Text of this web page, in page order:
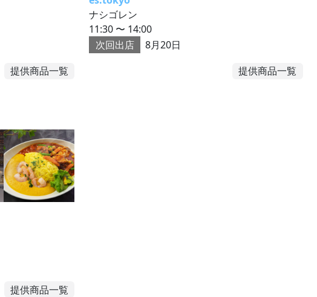
提供商品一覧
ナシゴレン
11:30 〜 14:00
次回出店
8月20日
提供商品一覧
提供商品一覧